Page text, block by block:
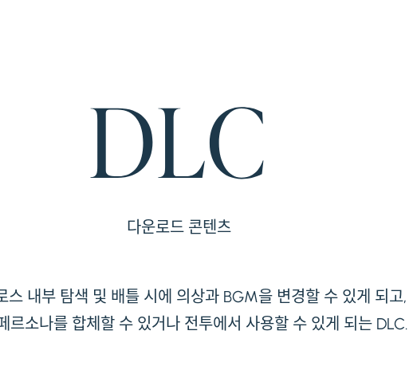
다운로드 콘텐츠
스 내부 탐색 및 배틀 시에 의상과 BGM을 변경할 수 있게 되고,
르소나를 합체할 수 있거나 전투에서 사용할 수 있게 되는 DLC.